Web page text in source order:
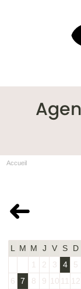
Accueil
Juillet 2026
L M M J V S
D
1
2 3 4
5
6
7 8 9 10 11 12